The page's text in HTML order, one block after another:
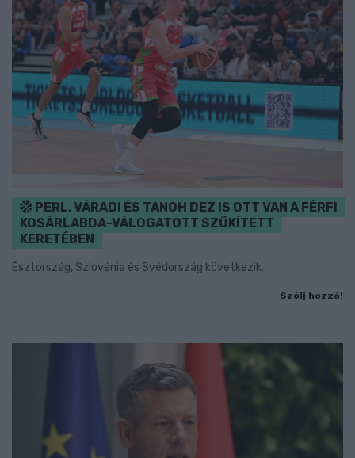
PERL, VÁRADI ÉS TANOH DEZ IS OTT VAN A FÉRFI
KOSÁRLABDA-VÁLOGATOTT SZŰKÍTETT
KERETÉBEN
Észtország, Szlovénia és Svédország következik.
Szólj hozzá!